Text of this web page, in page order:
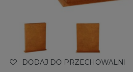
DODAJ DO PRZECHOWALNI